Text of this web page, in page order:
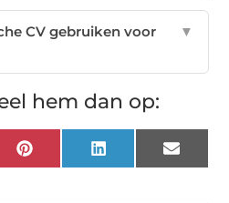
CV gebruiken voor
▼
hem dan op:
Pinterest LinkedIn Email